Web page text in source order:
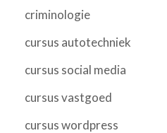
criminologie
cursus autotechniek
cursus social media
cursus vastgoed
cursus wordpress